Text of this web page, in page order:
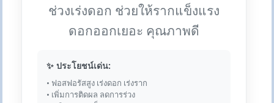
ช่วงเร่งดอก ช่วยให้รากแข็งแรง
ดอกออกเยอะ คุณภาพดี
✨ ประโยชน์เด่น:
• ฟอสฟอรัสสูง เร่งดอก เร่งราก
• เพิ่มการติดผล ลดการร่วง